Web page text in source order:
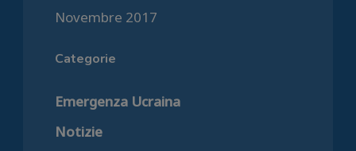
Novembre 2017
Categorie
Emergenza Ucraina
Notizie